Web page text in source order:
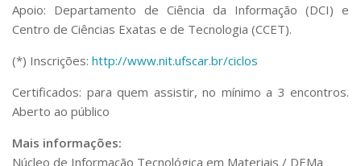
Apoio: Departamento de Ciência da Informação (DCI) e
Centro de Ciências Exatas e de Tecnologia (CCET).
(*) Inscrições: http://www.nit.ufscar.br/ciclos
Certificados: para quem assistir, no mínimo a 3 encontros.
Aberto ao público
Mais informações:
Núcleo de Informação Tecnológica em Materiais / DEMa